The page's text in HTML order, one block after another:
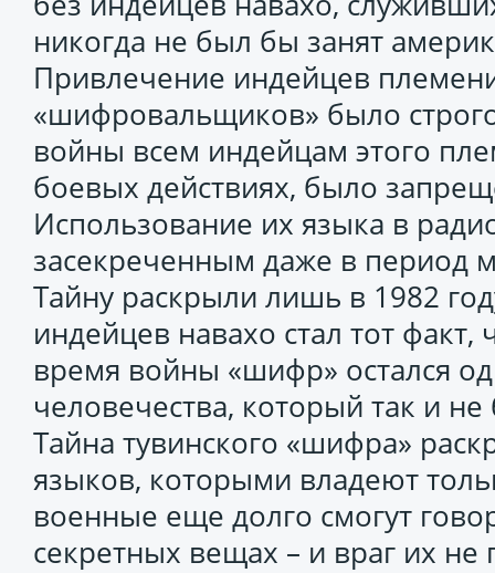
никогда не был бы занят
Привлечение индейцев
«шифровальщиков» было
войны всем индейцам этого
боевых действиях, было
Использование их языка в
засекреченным даже в период
Тайну раскрыли лишь в 1982
индейцев навахо стал тот
время войны «шифр» остался
человечества, который так и
Тайна тувинского «шифра»
языков, которыми владеют
военные еще долго смогут
секретных вещах – и враг их не